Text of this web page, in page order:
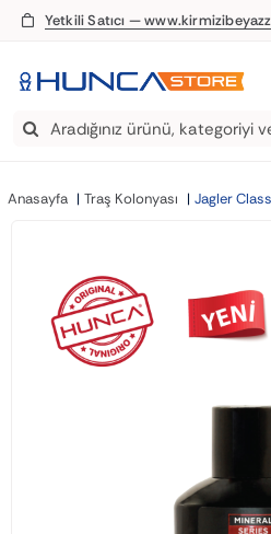
Skip
content
Yetkili Satıcı —
EDT Parfüm
Deodorant
Şampuan
Search
Anasayfa Traş Kolonyası Jagler